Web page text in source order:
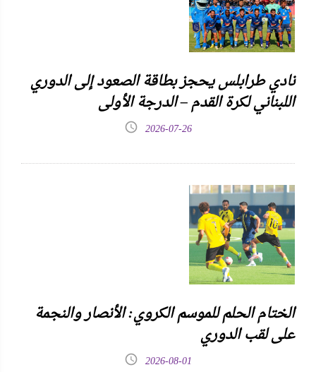
نادي طرابلس يحجز بطاقة الصعود إلى الدوري
اللبناني لكرة القدم – الدرجة الأولى
2026-07-26
الختام الحلم للموسم الكروي: الأنصار والنجمة
على لقب الدوري
2026-08-01